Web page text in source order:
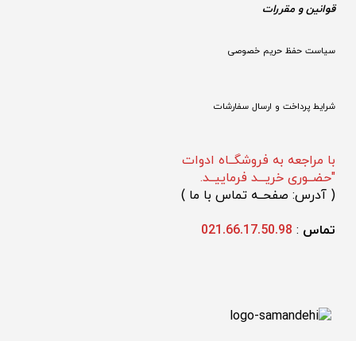
قوانین و مقررات
سیاست حفظ حریم خصوصی
شرایط پرداخت و ارسال سفارشات
با مراجعه به فروشگــاه ادوات
"حضــوری خریـــد فرماییــد.
( آدرس: صفحــه تماس با ما )
تماس :
021.66.17.50.98